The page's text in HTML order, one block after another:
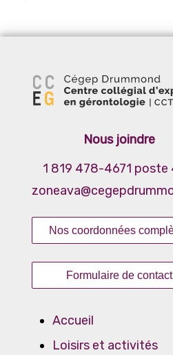
Voyages
Alimentation
Cognition
Droits des personnes
Santé bucco-dentaire
Spiritualité
Vision
Proche aidance
Nous joindre
1 819 478-4671 poste
Nos coordonnées
Formulaire de contact
Accueil
Loisirs et activités